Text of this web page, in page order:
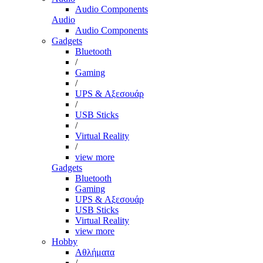
Audio Components
Audio
Audio Components
Gadgets
Bluetooth
/
Gaming
/
UPS & Αξεσουάρ
/
USB Sticks
/
Virtual Reality
/
view more
Gadgets
Bluetooth
Gaming
UPS & Αξεσουάρ
USB Sticks
Virtual Reality
view more
Hobby
Αθλήματα